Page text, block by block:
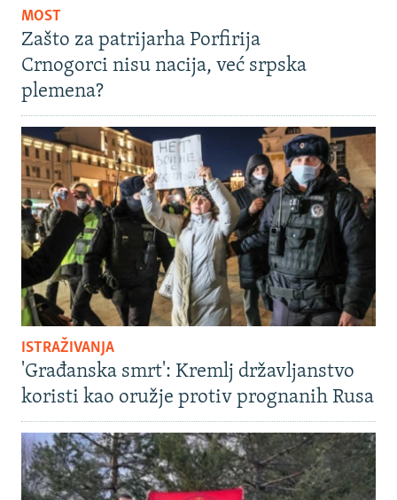
MOST
Zašto za patrijarha Porfirija
Crnogorci nisu nacija, već srpska
plemena?
ISTRAŽIVANJA
'Građanska smrt': Kremlj državljanstvo
koristi kao oružje protiv prognanih Rusa